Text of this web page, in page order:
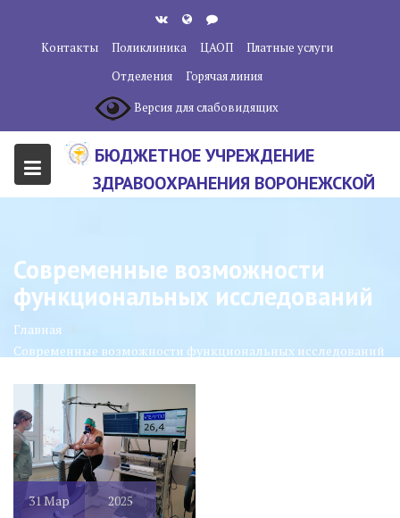
содержанию
Контакты Поликлиника ЦАОП
Платные услуги
Отделения
Горячая линия
Версия для слабовидящих
БЮДЖЕТНОЕ УЧРЕЖДЕНИЕ
ЗДРАВООХРАНЕНИЯ ВОРОНЕЖСКОЙ
КЛИНИЧЕСКИЙ ОНКОЛОГИЧЕСКИЙ
ЦЕНТР"
Современные возможности
функциональных исследований
Главная
Современные возможности функциональных исследований
31Мар 2025